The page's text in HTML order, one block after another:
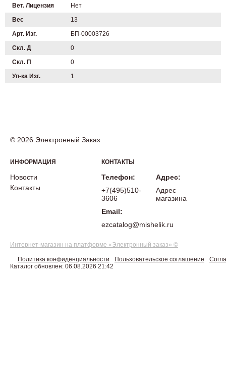
Вет. Лицензия
Нет
Вес
13
Арт. Изг.
БП-00003726
Скл. Д
0
Скл. П
0
Уп-ка Изг.
1
© 2026 Электронный Заказ
ИНФОРМАЦИЯ
Новости
Контакты
КОНТАКТЫ
Телефон:
+7(495)510-
3606
Email:
ezcatalog@mishelik.ru
Адрес:
Адрес
магазина
Интернет-магазин на платформе «Электронный заказ» ©
Политика конфиденциальности Пользовательское соглашение
Каталог обновлен: 06.08.2026 21:42